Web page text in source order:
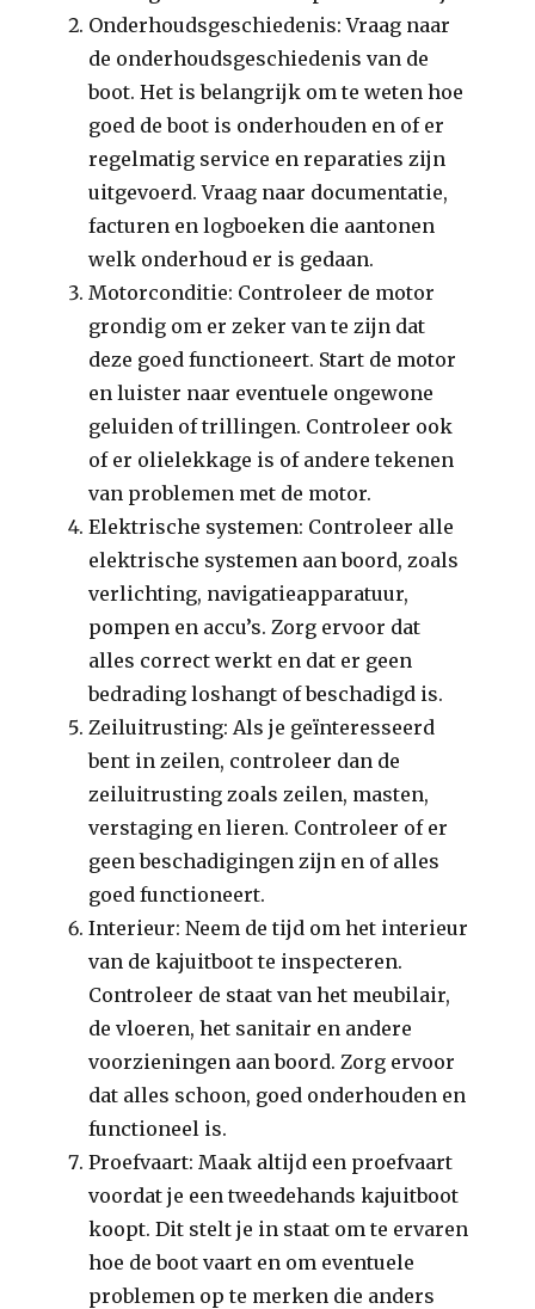
Onderhoudsgeschiedenis: Vraag naar
de onderhoudsgeschiedenis van de
boot. Het is belangrijk om te weten hoe
goed de boot is onderhouden en of er
regelmatig service en reparaties zijn
uitgevoerd. Vraag naar documentatie,
facturen en logboeken die aantonen
welk onderhoud er is gedaan.
Motorconditie: Controleer de motor
grondig om er zeker van te zijn dat
deze goed functioneert. Start de motor
en luister naar eventuele ongewone
geluiden of trillingen. Controleer ook
of er olielekkage is of andere tekenen
van problemen met de motor.
Elektrische systemen: Controleer alle
elektrische systemen aan boord, zoals
verlichting, navigatieapparatuur,
pompen en accu’s. Zorg ervoor dat
alles correct werkt en dat er geen
bedrading loshangt of beschadigd is.
Zeiluitrusting: Als je geïnteresseerd
bent in zeilen, controleer dan de
zeiluitrusting zoals zeilen, masten,
verstaging en lieren. Controleer of er
geen beschadigingen zijn en of alles
goed functioneert.
Interieur: Neem de tijd om het interieur
van de kajuitboot te inspecteren.
Controleer de staat van het meubilair,
de vloeren, het sanitair en andere
voorzieningen aan boord. Zorg ervoor
dat alles schoon, goed onderhouden en
functioneel is.
Proefvaart: Maak altijd een proefvaart
voordat je een tweedehands kajuitboot
koopt. Dit stelt je in staat om te ervaren
hoe de boot vaart en om eventuele
problemen op te merken die anders